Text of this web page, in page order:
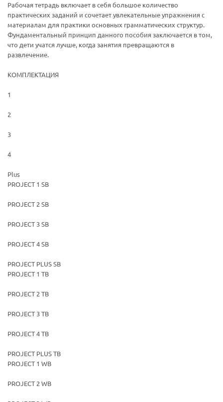
Рабочая тетрадь включает в себя большое количество
практических заданий и сочетает увлекательные упражнения с
материалам для практики основных грамматических структур.
Фундаментальный принцип данного пособия заключается в том,
что дети учатся лучше, когда занятия превращаются в
развлечение.
КОМПЛЕКТАЦИЯ
1
2
3
4
Plus
PROJECT 1 SB
PROJECT 2 SB
PROJECT 3 SB
PROJECT 4 SB
PROJECT PLUS SB
PROJECT 1 TB
PROJECT 2 TB
PROJECT 3 TB
PROJECT 4 TB
PROJECT PLUS TB
PROJECT 1 WB
PROJECT 2 WB
Ваш E-mail:
Ваш E-mail: